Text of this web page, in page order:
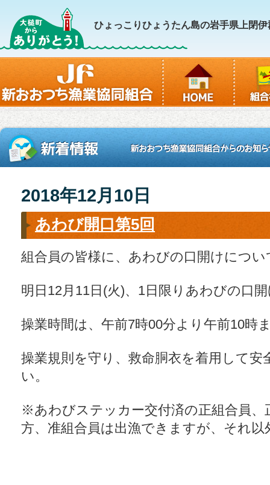
ひょっこりひょうたん島の岩手県上閉
2018年12月10日
あわび開口第5回
組合員の皆様に、あわびの口開けにつ
明日12月11日(火)、1日限りあわびの口
操業時間は、午前7時00分より午前10時
操業規則を守り、救命胴衣を着用して安
い。
※あわびステッカー交付済の正組合員、
方、准組合員は出漁できますが、それ